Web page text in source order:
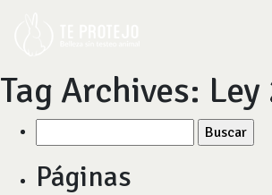
Tag Archives:
por:
Páginas